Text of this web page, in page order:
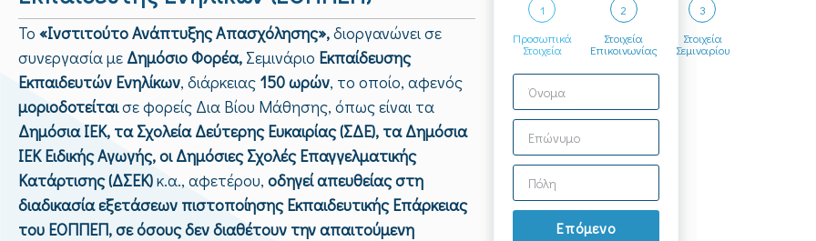
Το «Ινστιτούτο Ανάπτυξης Απασχόλησης»,διοργανώνει σε
συνεργασία με Δημόσιο Φορέα, Σεμινάριο Εκπαίδευσης
Εκπαιδευτών Ενηλίκων, διάρκειας 150 ωρών, το οποίο, αφενός
μοριοδοτείταισε φορείς Δια Βίου Μάθησης, όπως είναι τα
Δημόσια ΙΕΚ, τα Σχολεία Δεύτερης Ευκαιρίας (ΣΔΕ), τα Δημόσια
ΙΕΚ Ειδικής Αγωγής, οι Δημόσιες Σχολές Επαγγελματικής
Κατάρτισης (ΔΣΕΚ)κ.α., αφετέρου, οδηγεί απευθείας στη
διαδικασία εξετάσεων πιστοποίησης Εκπαιδευτικής Επάρκειας
του ΕΟΠΠΕΠ, σε όσους δεν διαθέτουν την απαιτούμενη
1
Προσωπικά
Στοιχεία
2
Στοιχεία
Επικοινωνίας
3
Στοιχεία
Σεμιναρίου
Επόμενο